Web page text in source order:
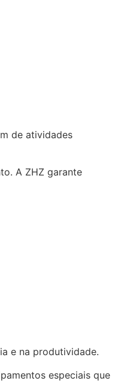
de atividades
A ZHZ garante
e na produtividade.
especiais que